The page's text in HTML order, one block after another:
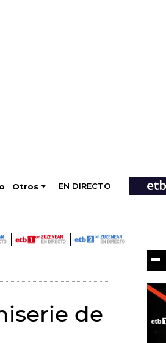
Otros EN DIRECTO
de